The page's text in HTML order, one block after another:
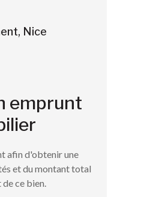
Nice
emprunt
afin d'obtenir une
et du montant total
ce bien.